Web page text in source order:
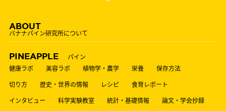
ABOUT
バナナパイン研究所について
PINEAPPLE
パイン
健康ラボ
美容ラボ 植物学・農学 栄養
保存方法
切り方
歴史・世界の情報 レシピ
食育レポート
インタビュー
科学実験教室 統計・基礎情報
論文・学会抄録